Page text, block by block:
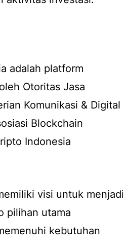
adalah platform
Otoritas Jasa
Komunikasi & Digital
Blockchain
Indonesia
visi untuk
pilihan utama
kebutuhan